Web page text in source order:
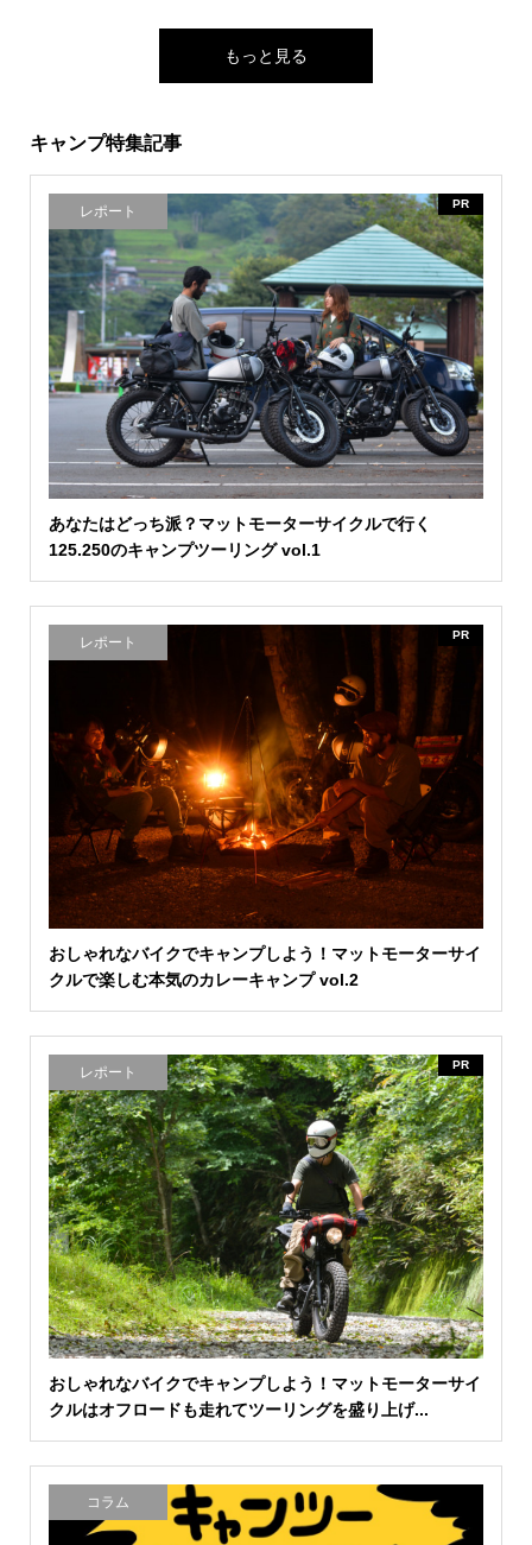
もっと見る
キャンプ特集記事
レポート PR
あなたはどっち派？マットモーターサイクルで行く
125.250のキャンプツーリング vol.1
レポート PR
おしゃれなバイクでキャンプしよう！マットモーターサイ
クルで楽しむ本気のカレーキャンプ vol.2
レポート PR
おしゃれなバイクでキャンプしよう！マットモーターサイ
クルはオフロードも走れてツーリングを盛り上げ...
コラム